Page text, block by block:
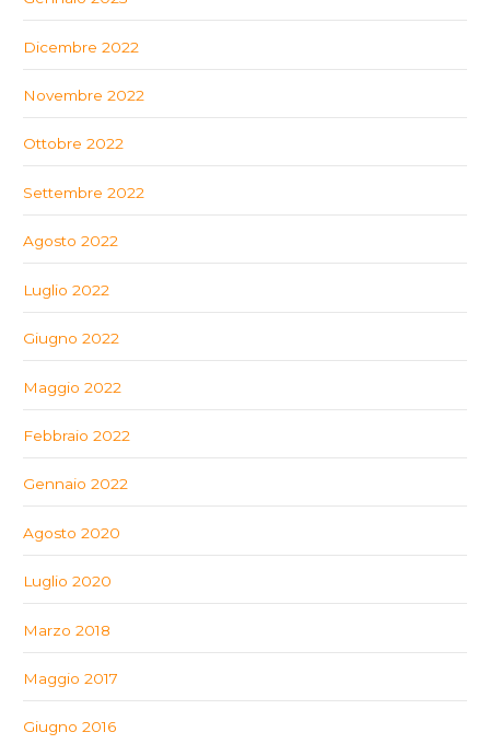
Dicembre 2022
Novembre 2022
Ottobre 2022
Settembre 2022
Agosto 2022
Luglio 2022
Giugno 2022
Maggio 2022
Febbraio 2022
Gennaio 2022
Agosto 2020
Luglio 2020
Marzo 2018
Maggio 2017
Giugno 2016